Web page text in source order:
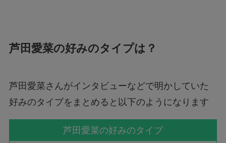
芦田愛菜の好みのタイプは？
芦田愛菜さんがインタビューなどで明かしていた
好みのタイプをまとめると以下のようになります
芦田愛菜の好みのタイプ